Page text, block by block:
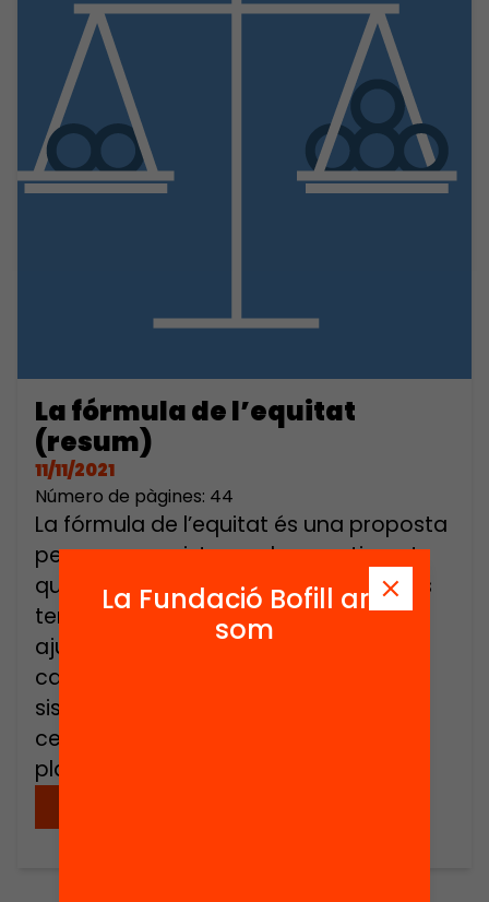
La fórmula de l’equitat
(resum)
11/11/2021
Número de pàgines: 44
La fórmula de l’equitat és una proposta
per a un nou sistema de repartiment
que reconegui que no tots els centres
tenen les mateixes necessitats i que
ajusti els recursos a la complexitat de
cada escola o institut. És a dir, un
sistema que destini més a aquells
centres que necessiten més. Així,
plantegem una […]
La Fundació Bofill ara
som